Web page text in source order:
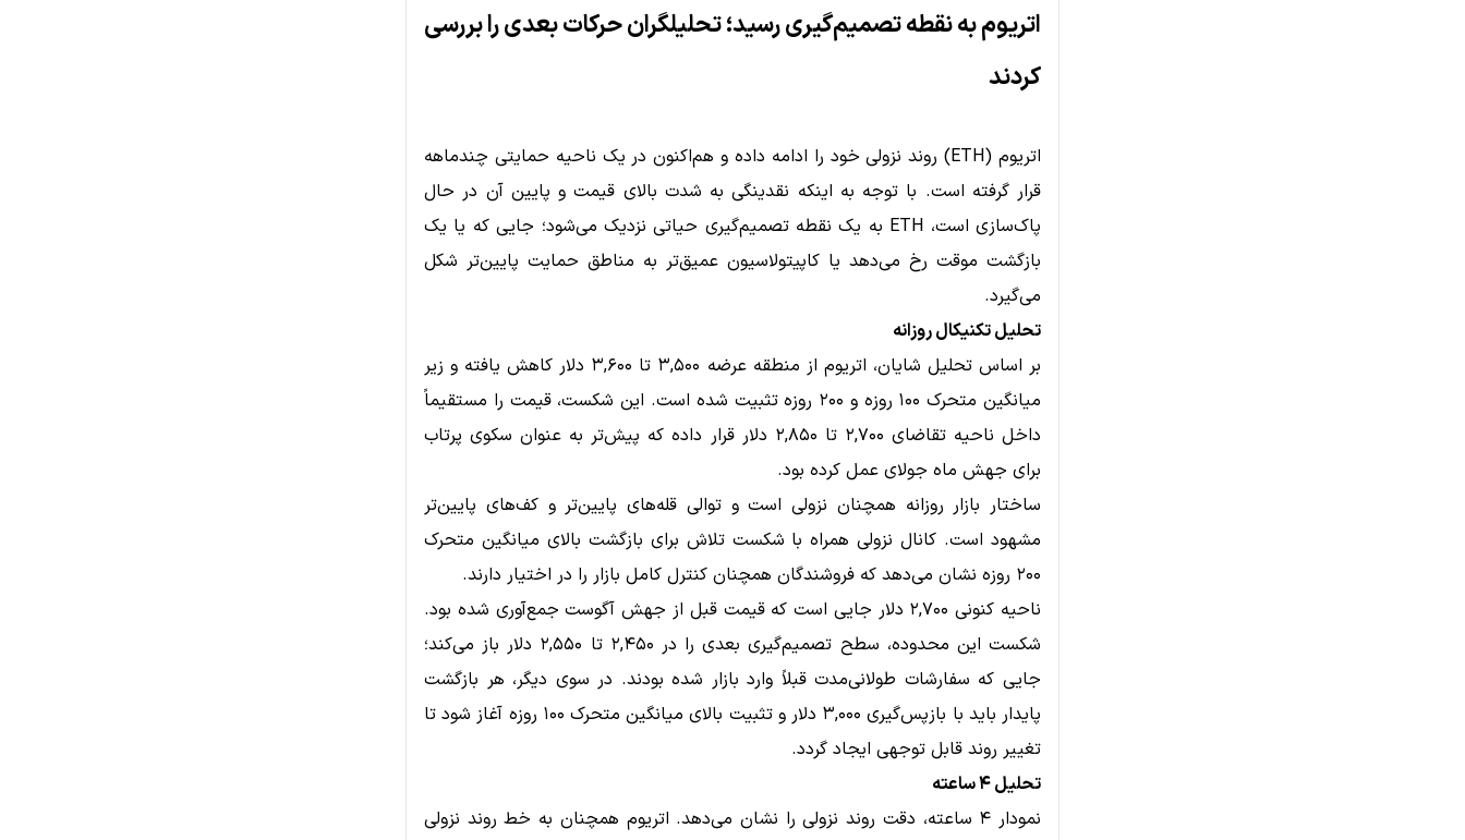
اتریوم به نقطه تصمیم‌گیری رسید؛ تحلیلگران حرکات بعدی را بررسی
کردند
اتریوم (ETH) روند نزولی خود را ادامه داده و هم‌اکنون در یک ناحیه حمایتی چندماهه
قرار گرفته است. با توجه به اینکه نقدینگی به شدت بالای قیمت و پایین آن در حال
پاک‌سازی است، ETH به یک نقطه تصمیم‌گیری حیاتی نزدیک می‌شود؛ جایی که یا یک
بازگشت موقت رخ می‌دهد یا کاپیتولاسیون عمیق‌تر به مناطق حمایت پایین‌تر شکل
می‌گیرد.
تحلیل تکنیکال روزانه
بر اساس تحلیل شایان، اتریوم از منطقه عرضه ۳,۵۰۰ تا ۳,۶۰۰ دلار کاهش یافته و زیر
میانگین متحرک ۱۰۰ روزه و ۲۰۰ روزه تثبیت شده است. این شکست، قیمت را مستقیماً
داخل ناحیه تقاضای ۲,۷۰۰ تا ۲,۸۵۰ دلار قرار داده که پیش‌تر به عنوان سکوی پرتاب
برای جهش ماه جولای عمل کرده بود.
ساختار بازار روزانه همچنان نزولی است و توالی قله‌های پایین‌تر و کف‌های پایین‌تر
مشهود است. کانال نزولی همراه با شکست تلاش برای بازگشت بالای میانگین متحرک
۲۰۰ روزه نشان می‌دهد که فروشندگان همچنان کنترل کامل بازار را در اختیار دارند.
ناحیه کنونی ۲,۷۰۰ دلار جایی است که قیمت قبل از جهش آگوست جمع‌آوری شده بود.
شکست این محدوده، سطح تصمیم‌گیری بعدی را در ۲,۴۵۰ تا ۲,۵۵۰ دلار باز می‌کند؛
جایی که سفارشات طولانی‌مدت قبلاً وارد بازار شده بودند. در سوی دیگر، هر بازگشت
پایدار باید با بازپس‌گیری ۳,۰۰۰ دلار و تثبیت بالای میانگین متحرک ۱۰۰ روزه آغاز شود تا
تغییر روند قابل توجهی ایجاد گردد.
تحلیل ۴ ساعته
نمودار ۴ ساعته، دقت روند نزولی را نشان می‌دهد. اتریوم همچنان به خط روند نزولی